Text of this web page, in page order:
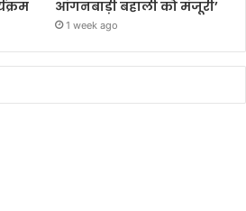
आंगनबाड़ी बहाली को मंजूरी’
1 week ago